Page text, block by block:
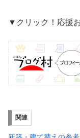
▼クリック！応援
関連